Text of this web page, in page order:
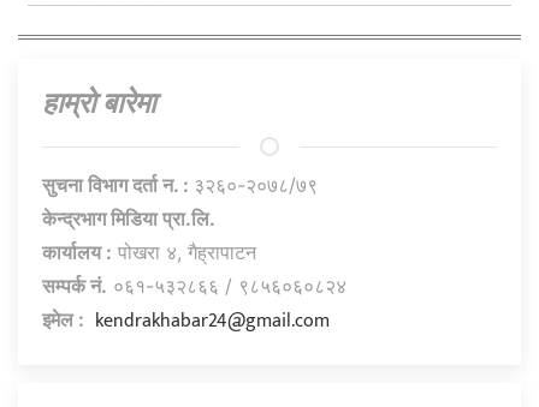
हाम्राे बारेमा
सुचना विभाग दर्ता न. : ३२६०-२०७८/७९
केन्द्रभाग मिडिया प्रा.लि.
कार्यालय : पोखरा ४, गैह्रापाटन
सम्पर्क नं. ०६१-५३२८६६ / ९८५६०६०८२४
इमेल : kendrakhabar24@gmail.com